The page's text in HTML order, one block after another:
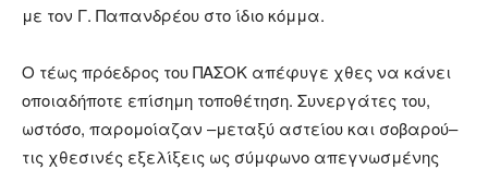
με τον Γ. Παπανδρέου στο ίδιο κόμμα.
Ο τέως πρόεδρος του ΠΑΣΟΚ απέφυγε χθες να κάνει
οποιαδήποτε επίσημη τοποθέτηση. Συνεργάτες του,
ωστόσο, παρομοίαζαν –μεταξύ αστείου και σοβαρού–
τις χθεσινές εξελίξεις ως σύμφωνο απεγνωσμένης